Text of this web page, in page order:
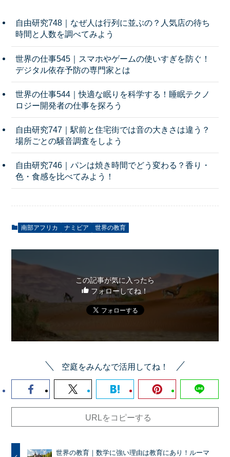
自由研究748｜なぜ人は行列に並ぶの？人気店の待ち
時間と人数を調べてみよう
世界の仕事545｜スマホやゲームの使いすぎを防ぐ！
デジタル依存予防の専門家とは
世界の仕事544｜快適な眠りを科学する！睡眠テクノ
ロジー開発者の仕事を探ろう
自由研究747｜駅前と住宅街では音の大きさは違う？
場所ごとの騒音調査をしよう
自由研究746｜パンは焼き時間でどう変わる？香り・
色・食感を比べてみよう！
南部アフリカ ナミビア 世界の教育
この記事が気に入ったら
フォローしてね！
空庭をみんなで活用してね！
URLをコピーする
世界の教育｜数学に強い理由は教育にあり！ルーマ